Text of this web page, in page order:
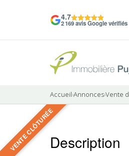
4.7
2 169 avis Google vérifiés
Accueil›Annonces›Vente
VENTE CLÔTURÉE VENDU
Description